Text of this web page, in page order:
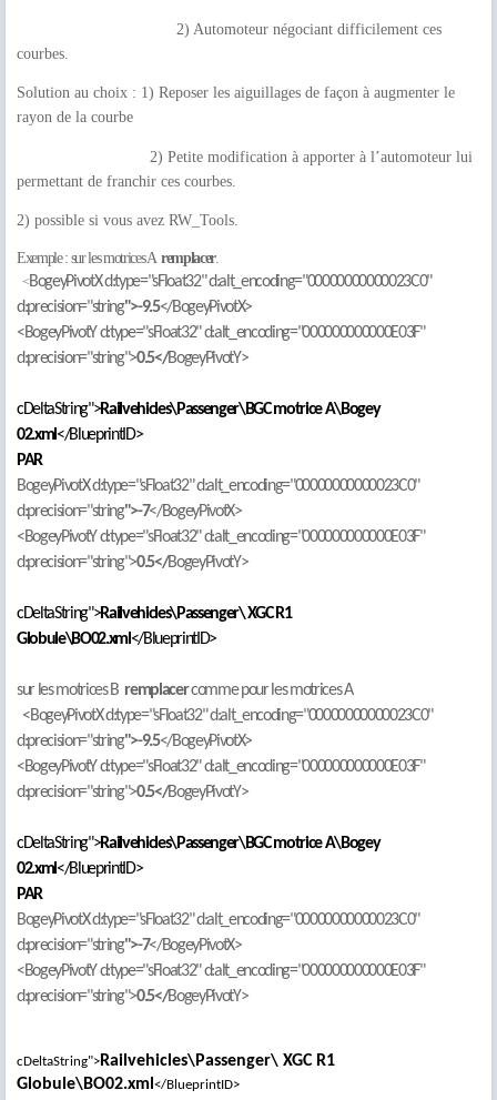
2) Automoteur négociant difficilement ces
courbes.
Solution au choix : 1) Reposer les aiguillages de façon à augmenter le
rayon de la courbe
2) Petite modification à apporter à l’automoteur lui
permettant de franchir ces courbes.
2) possible si vous avez RW_Tools.
Exemple : sur les motrices A remplacer.
<BogeyPivotX d:type="sFloat32" d:alt_encoding="00000000000023C0"
d:precision="string">-9.5</BogeyPivotX>
<BogeyPivotY d:type="sFloat32" d:alt_encoding="000000000000E03F"
d:precision="string">0.5</BogeyPivotY>
cDeltaString">Railvehicles\Passenger\BGC motrice A\Bogey
02.xml</BlueprintID>
PAR
BogeyPivotX d:type="sFloat32" d:alt_encoding="00000000000023C0"
d:precision="string">-7</BogeyPivotX>
<BogeyPivotY d:type="sFloat32" d:alt_encoding="000000000000E03F"
d:precision="string">0.5</BogeyPivotY>
cDeltaString">Railvehicles\Passenger\XGC R1
Globule\BO02.xml</BlueprintID>
sur les motrices B remplacercomme pour les motrices A
<BogeyPivotX d:type="sFloat32" d:alt_encoding="00000000000023C0"
d:precision="string">-9.5</BogeyPivotX>
<BogeyPivotY d:type="sFloat32" d:alt_encoding="000000000000E03F"
d:precision="string">0.5</BogeyPivotY>
cDeltaString">Railvehicles\Passenger\BGC motrice A\Bogey
02.xml</BlueprintID>
PAR
BogeyPivotX d:type="sFloat32" d:alt_encoding="00000000000023C0"
d:precision="string">-7</BogeyPivotX>
<BogeyPivotY d:type="sFloat32" d:alt_encoding="000000000000E03F"
d:precision="string">0.5</BogeyPivotY>
cDeltaString"> Railvehicles\Passenger\ XGC R1
Globule\BO02.xml </BlueprintID>